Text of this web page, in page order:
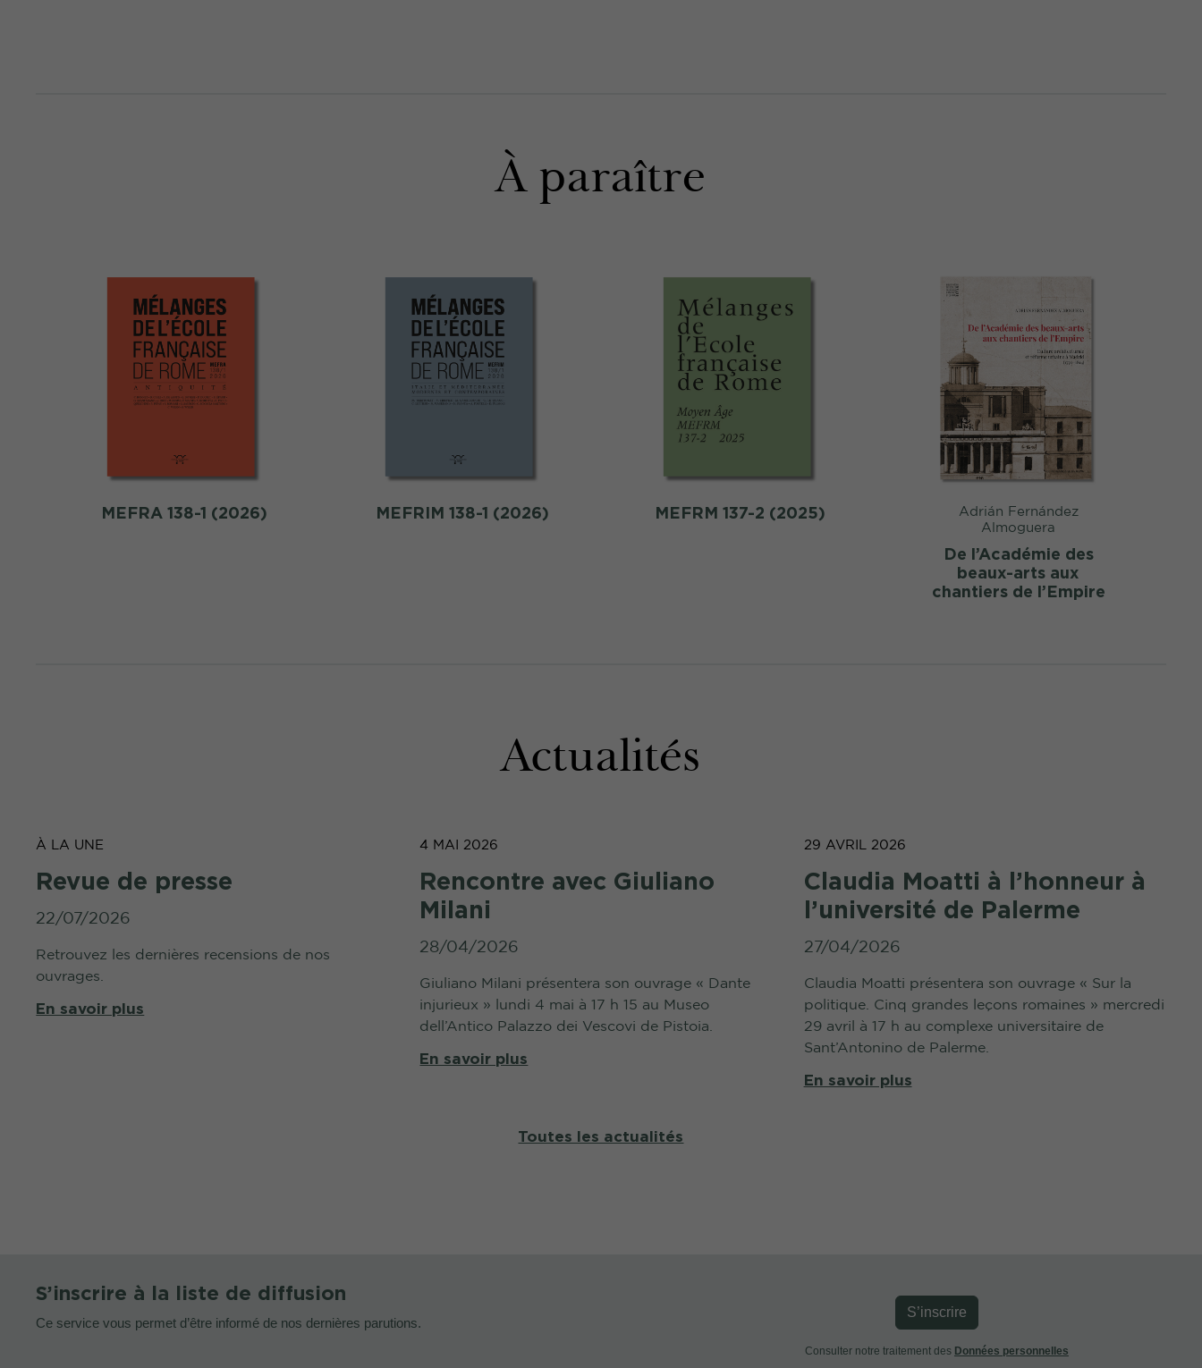
À paraître
MEFRA 138-1 (2026) MEFRIM 138-1 (2026) MEFRM 137-2 (2025)
Adrián Fernández
Almoguera
De l’Académie des
beaux-arts aux
chantiers de l’Empire
Actualités
À LA UNE
Revue de presse
22/07/2026
Retrouvez les dernières recensions de nos
ouvrages.
En savoir plus
4 MAI 2026
Rencontre avec Giuliano
Milani
28/04/2026
Giuliano Milani présentera son ouvrage « Dante
injurieux » lundi 4 mai à 17 h 15 au Museo
dell’Antico Palazzo dei Vescovi de Pistoia.
En savoir plus
29 AVRIL 2026
Claudia Moatti à l’honneur à
l’université de Palerme
27/04/2026
Claudia Moatti présentera son ouvrage « Sur la
politique. Cinq grandes leçons romaines » mercredi
29 avril à 17 h au complexe universitaire de
Sant’Antonino de Palerme.
En savoir plus
Toutes les actualités
S’inscrire à la liste de diffusion
Ce service vous permet d’être informé de nos dernières parutions.
S’inscrire
Consulter notre traitement des Données personnelles